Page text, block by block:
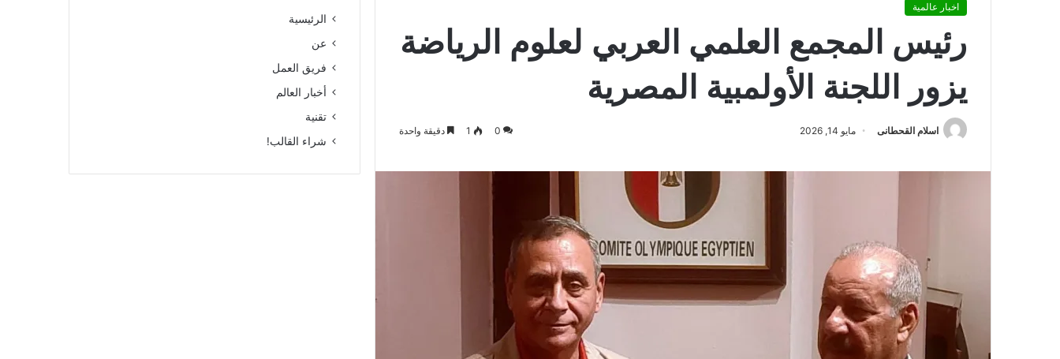
اخبار عالمية
رئيس المجمع العلمي العربي لعلوم الرياضة
يزور اللجنة الأولمبية المصرية
اسلام القحطانى مايو 14, 2026 0
1 دقيقة واحدة
الرئيسية
عن
فريق العمل
أخبار العالم
تقنية
شراء القالب!